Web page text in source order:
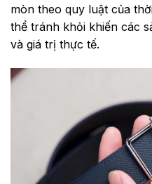
mòn theo quy luật của
thể tránh khỏi khiến các
và giá trị thực tế.